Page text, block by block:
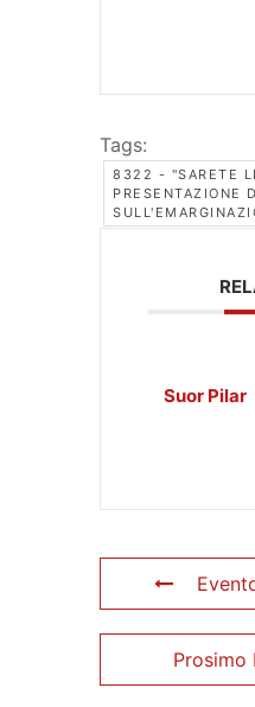
Tags:
8322 - "SARETE
PRESENTAZIONE
Suor Pilar
Prosimo